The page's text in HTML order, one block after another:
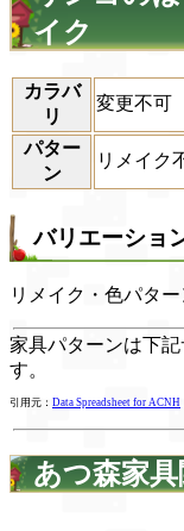
イク
カラバ
リ
変更不可
パター
ン
リメイク
バリエーショ
リメイク・色パター
家具パターンは下
す。
引用元： Data Spreadsheet for ACNH
あつ森家